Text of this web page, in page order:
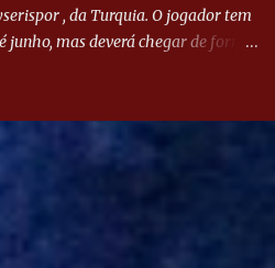
, da Turquia. O jogador tem
junho, mas deverá chegar de forma
da Itália, e Ludogorets, da
foi a Chapecoense, em 2020.
Caso a negociação seja
de meio-campo. Atualmente, na